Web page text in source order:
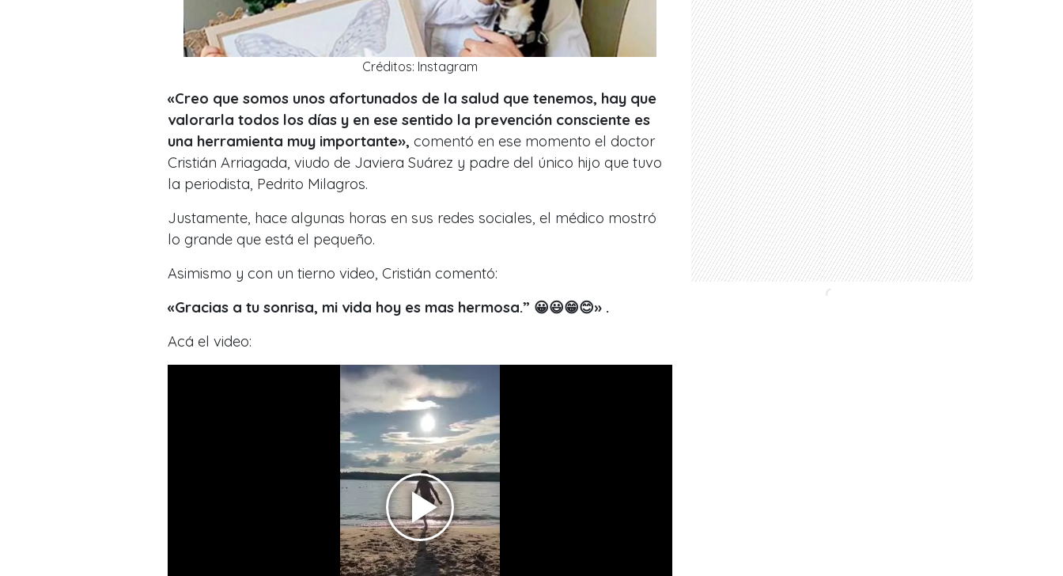
Créditos: Instagram
«Creo que somos unos afortunados de la salud que tenemos, hay que
valorarla todos los días y en ese sentido la prevención consciente es
una herramienta muy importante», comentó en ese momento el doctor
Cristián Arriagada, viudo de Javiera Suárez y padre del único hijo que tuvo
la periodista, Pedrito Milagros.
Justamente, hace algunas horas en sus redes sociales, el médico mostró
lo grande que está el pequeño.
Asimismo y con un tierno video, Cristián comentó:
«Gracias a tu sonrisa, mi vida hoy es mas hermosa.” 😀😃😁😊» .
Acá el video: